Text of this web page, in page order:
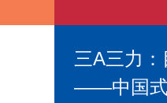
三A三力
——中国式